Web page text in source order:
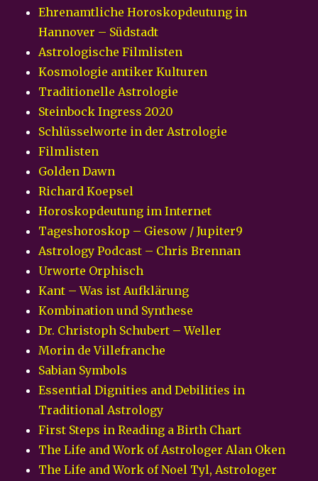
Ehrenamtliche Horoskopdeutung in
Hannover – Südstadt
Astrologische Filmlisten
Kosmologie antiker Kulturen
Traditionelle Astrologie
Steinbock Ingress 2020
Schlüsselworte in der Astrologie
Filmlisten
Golden Dawn
Richard Koepsel
Horoskopdeutung im Internet
Tageshoroskop – Giesow / Jupiter9
Astrology Podcast – Chris Brennan
Urworte Orphisch
Kant – Was ist Aufklärung
Kombination und Synthese
Dr. Christoph Schubert – Weller
Morin de Villefranche
Sabian Symbols
Essential Dignities and Debilities in
Traditional Astrology
First Steps in Reading a Birth Chart
The Life and Work of Astrologer Alan Oken
The Life and Work of Noel Tyl, Astrologer